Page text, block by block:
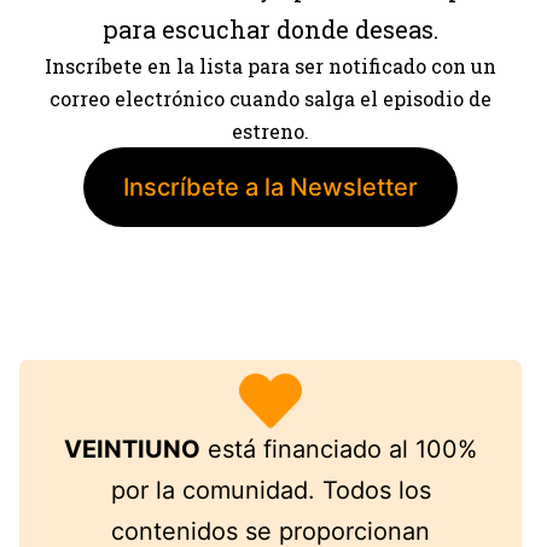
para escuchar donde deseas.
Inscríbete en la lista para ser notificado con un
correo electrónico cuando salga el episodio de
estreno.
Inscríbete a la Newsletter
VEINTIUNO está financiado al 100%
por la comunidad. Todos los
contenidos se proporcionan